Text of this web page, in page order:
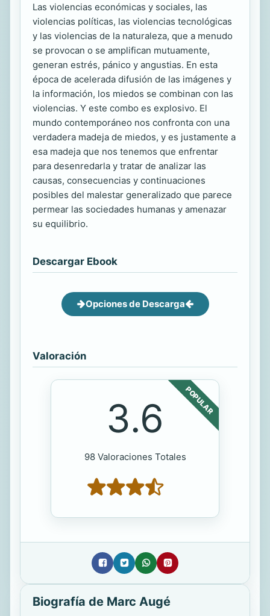
Las violencias económicas y sociales, las
violencias políticas, las violencias tecnológicas
y las violencias de la naturaleza, que a menudo
se provocan o se amplifican mutuamente,
generan estrés, pánico y angustias. En esta
época de acelerada difusión de las imágenes y
la información, los miedos se combinan con las
violencias. Y este combo es explosivo. El
mundo contemporáneo nos confronta con una
verdadera madeja de miedos, y es justamente a
esa madeja que nos tenemos que enfrentar
para desenredarla y tratar de analizar las
causas, consecuencias y continuaciones
posibles del malestar generalizado que parece
permear las sociedades humanas y amenazar
su equilibrio.
Descargar Ebook
Opciones de Descarga
Valoración
POPULAR
3.6
98 Valoraciones Totales
Biografía de Marc Augé